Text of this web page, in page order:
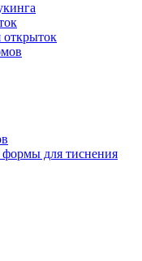
открыток
для тиснения